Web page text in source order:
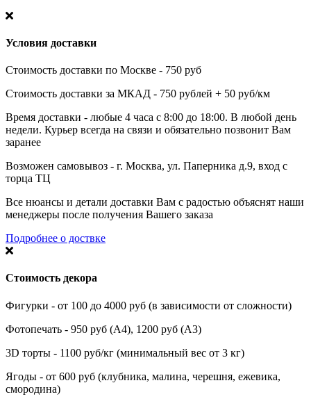
Условия доставки
Стоимость доставки по Москве - 750 руб
Стоимость доставки за МКАД - 750 рублей + 50 руб/км
Время доставки - любые 4 часа с 8:00 до 18:00. В любой день
недели. Курьер всегда на связи и обязательно позвонит Вам
заранее
Возможен самовывоз - г. Москва, ул. Паперника д.9, вход с
торца ТЦ
Все нюансы и детали доставки Вам с радостью объяснят наши
менеджеры после получения Вашего заказа
Подробнее о доствке
Стоимость декора
Фигурки - от 100 до 4000 руб (в зависимости от сложности)
Фотопечать - 950 руб (А4), 1200 руб (А3)
3D торты - 1100 руб/кг (минимальный вес от 3 кг)
Ягоды - от 600 руб (клубника, малина, черешня, ежевика,
смородина)